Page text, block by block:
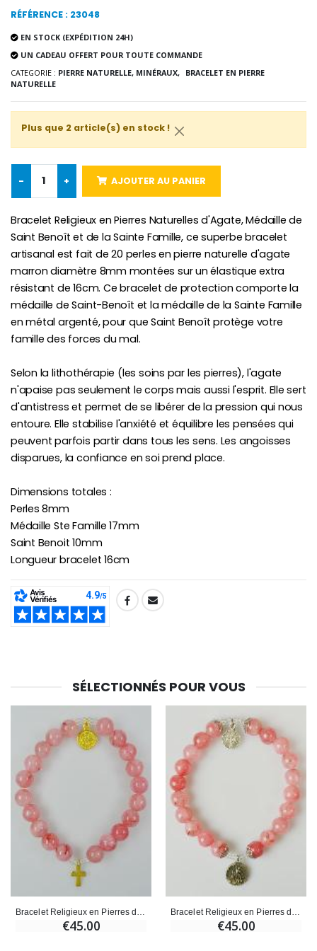
Bougie Neuvaine pour une Guérison - 17.5cm
€4.90 €23.00
RÉFÉRENCE : 23048
EN STOCK (EXPÉDITION 24H)
UN CADEAU OFFERT POUR TOUTE COMMANDE
CATEGORIE : PIERRE NATURELLE, MINÉRAUX, BRACELET EN PIERRE
NATURELLE
Plus que 2 article(s) en stock !
- + AJOUTER AU PANIER
Bracelet Religieux en Pierres Naturelles d'Agate, Médaille de
Saint Benoît et de la Sainte Famille, ce superbe bracelet
artisanal est fait de 20 perles en pierre naturelle d'agate
marron diamètre 8mm montées sur un élastique extra
résistant de 16cm. Ce bracelet de protection comporte la
médaille de Saint-Benoît et la médaille de la Sainte Famille
en métal argenté, pour que Saint Benoît protège votre
famille des forces du mal.
Selon la lithothérapie (les soins par les pierres), l'agate
n'apaise pas seulement le corps mais aussi l'esprit. Elle sert
d'antistress et permet de se libérer de la pression qui nous
entoure. Elle stabilise l'anxiété et équilibre les pensées qui
peuvent parfois partir dans tous les sens. Les angoisses
disparues, la confiance en soi prend place.
Dimensions totales :
Perles 8mm
Médaille Ste Famille 17mm
Saint Benoit 10mm
Longueur bracelet 16cm
SHARE:
SÉLECTIONNÉS POUR VOUS
€45.00 €45.00